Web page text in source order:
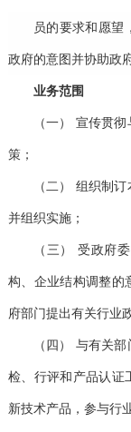
员的要求和愿望
政府的意图并协助政
业务范围
（一） 宣传贯彻
策；
（二） 组织制订
并组织实施；
（三） 受政府
构、企业结构调整的
府部门提出有关行业
（四） 与有关部
检、行评和产品认证
新技术产品，参与行